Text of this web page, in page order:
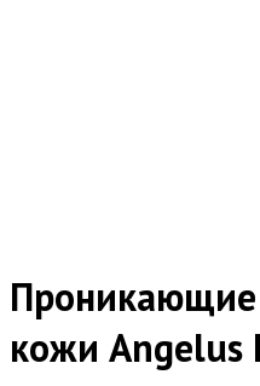
Проникающие
кожи Angelus